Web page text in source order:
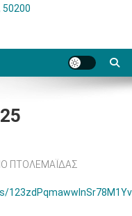
50200
ΠΤΟΛΕΜΑΪΔΑΣ